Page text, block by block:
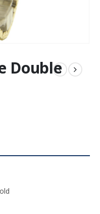
Double